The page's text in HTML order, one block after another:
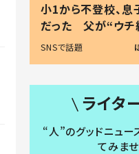
小1から不登校、息
だった 父が“ウチ
る理由とは #令和
SNSで話題
ライタ
“人”のグッドニュー
てみま